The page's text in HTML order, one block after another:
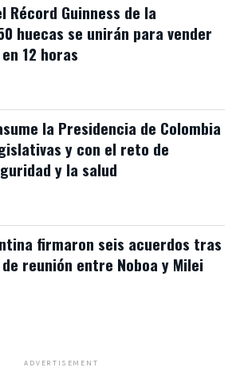
Récord Guinness de la
huecas se unirán para vender
12 horas
la Presidencia de Colombia
y con el reto de
y la salud
firmaron seis acuerdos tras
reunión entre Noboa y Milei
ADVERTISEMENT